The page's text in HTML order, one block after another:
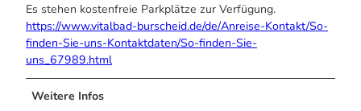
Es stehen kostenfreie Parkplätze zur Verfügung.
https://www.vitalbad-burscheid.de/de/Anreise-Kontakt/So-
finden-Sie-uns-Kontaktdaten/So-finden-Sie-
uns_67989.html
Weitere Infos